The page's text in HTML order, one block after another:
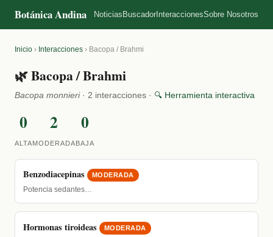
Botánica Andina Noticias Buscador InteraccionesSobre Nosotros
Inicio › Interacciones › Bacopa / Brahmi
🌿 Bacopa / Brahmi
Bacopa monnieri· 2 interacciones · 🔍 Herramienta interactiva
0
ALTA
2
MODERADA
0
BAJA
Benzodiacepinas MODERADA
Potencia sedantes…
Hormonas tiroideas MODERADA